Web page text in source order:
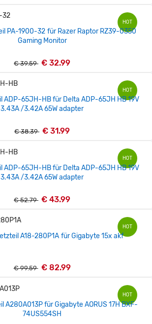
HOT
Razer Raptor RZ39-0350
Gaming Monitor
€ 39.59 € 32.99
HOT
für Delta ADP-65JH HB 19V
3.43A /3.42A 65W adapter
€ 38.39 € 31.99
HOT
für Delta ADP-65JH HB 19V
3.43A /3.42A 65W adapter
€ 52.79 € 43.99
HOT
Notebook-Netzteil A18-280P1A für Gigabyte 15x akf
€ 99.59 € 82.99
HOT
AORUS 17H BXF-
74US554SH